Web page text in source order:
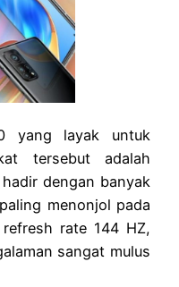
yang layak untuk
tersebut adalah
dengan banyak
menonjol pada
rate 144 HZ,
sangat mulus